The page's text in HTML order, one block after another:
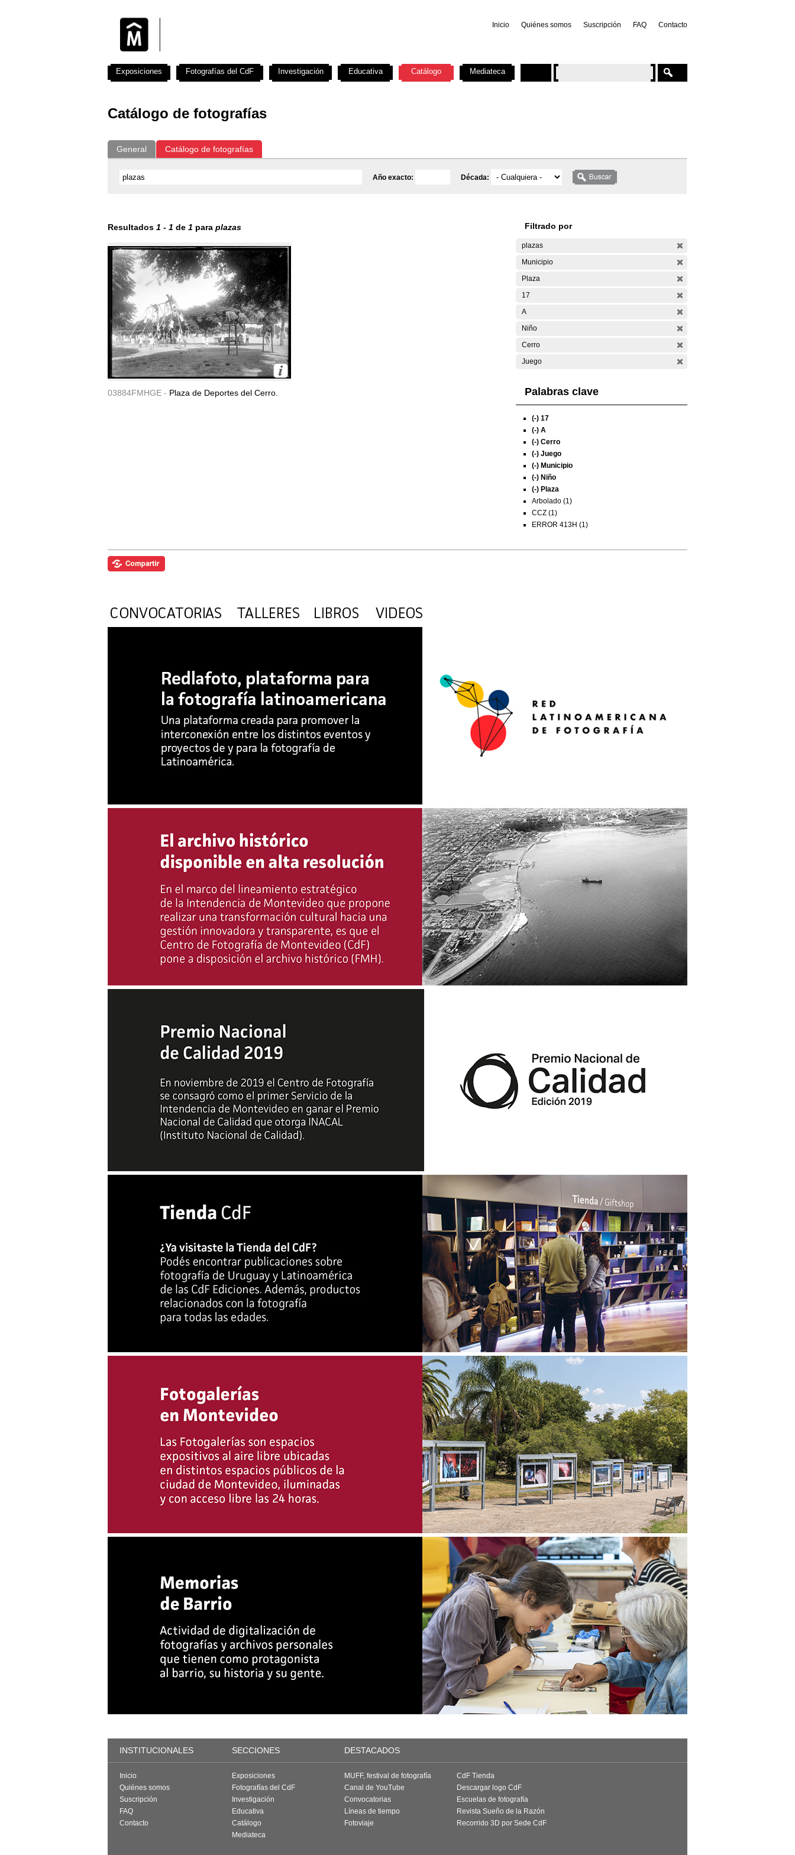
Inicio Quiénes somos Suscripción FAQ Contacto
Catálogo de fotografías
General Catálogo de fotografías
Año exacto: Década:
Resultados 1 - 1 de 1 para plazas
03884FMHGE - Plaza de Deportes del Cerro.
Filtrado por
plazas
Municipio
Plaza
17
A
Niño
Cerro
Juego
Palabras clave
(-) 17
(-) A
(-) Cerro
(-) Juego
(-) Municipio
(-) Niño
(-) Plaza
Arbolado (1)
CCZ (1)
ERROR 413H (1)
Exposiciones Fotografías del CdF Investigación Educativa Catálogo Mediateca
INSTITUCIONALES SECCIONES DESTACADOS
Inicio
Quiénes somos
Suscripción
FAQ
Contacto
Exposiciones
Fotografías del CdF
Investigación
Educativa
Catálogo
Mediateca
MUFF, festival de fotografía
Canal de YouTube
Convocatorias
Líneas de tiempo
Fotoviaje
CdF Tienda
Descargar logo CdF
Escuelas de fotografía
Revista Sueño de la Razón
Recorrido 3D por Sede CdF